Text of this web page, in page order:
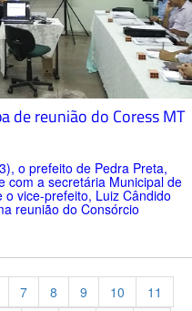
de reunião do Coress MT
o prefeito de Pedra Preta,
com a secretária Municipal de
vice-prefeito, Luiz Cândido
reunião do Consórcio
7 8 9 10
11